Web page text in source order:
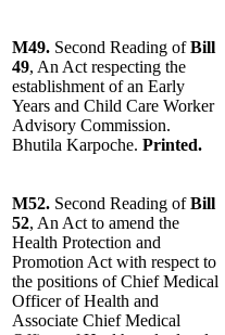
M49. Second Reading ofBill
49, An Act respecting the
establishment of an Early
Years and Child Care Worker
Advisory Commission.
Bhutila Karpoche. Printed.
M52. Second Reading ofBill
52, An Act to amend the
Health Protection and
Promotion Act with respect to
the positions of Chief Medical
Officer of Health and
Associate Chief Medical